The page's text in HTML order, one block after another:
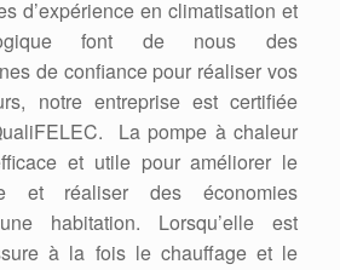
d’expérience en climatisation et
font de nous des
de confiance pour réaliser vos
notre entreprise est certifiée
La pompe à chaleur
et utile pour améliorer le
et réaliser des économies
habitation. Lorsqu’elle est
à la fois le chauffage et le